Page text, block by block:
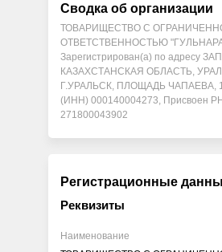
Сводка об организации
ТОВАРИЩЕСТВО С
ОТВЕТСТВЕННОСТЬЮ "ГУЛЬНАРА
Зарегистрирован(а) по адресу
КАЗАХСТАНСКАЯ ОБЛАСТЬ,
Г.УРАЛЬСК, ПЛОЩАДЬ ЧАПАЕВА, 1, Присвоен
(ИНН) 000140004273, Присвоен РНН
271800043902
Регистрационные
Реквизиты
Наименование